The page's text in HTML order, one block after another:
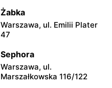
moje sklepy
Jeżowe, ul. Zalesie 77
Kamień, ul. Błonie 23
Żabka
Warszawa, ul. Emilii Plater
47
Sephora
Warszawa, ul.
Marszałkowska 116/122